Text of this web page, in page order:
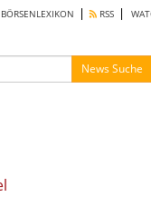
BÖRSENLEXIKON RSS
News Suche